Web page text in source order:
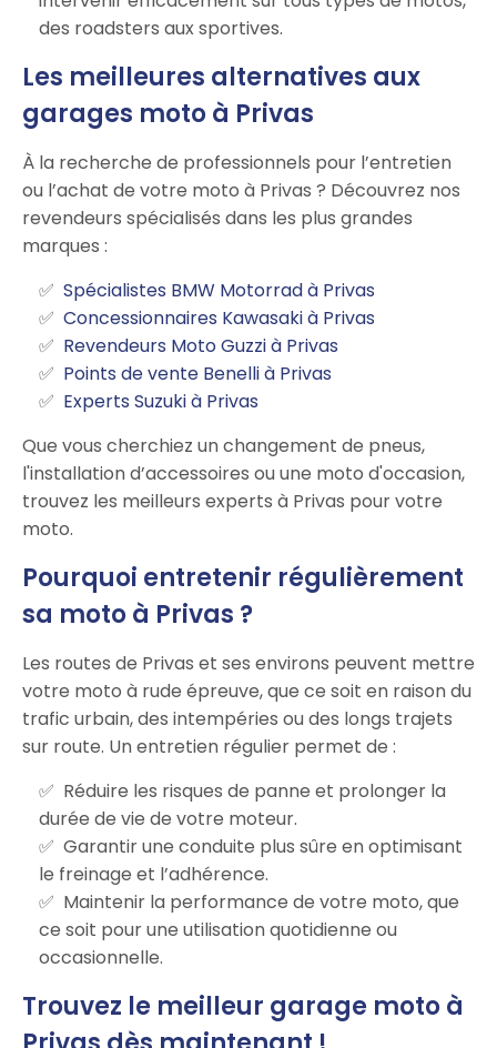
des roadsters aux sportives.
Les meilleures alternatives aux
garages moto à Privas
À la recherche de professionnels pour l’entretien
ou l’achat de votre moto à Privas ? Découvrez nos
revendeurs spécialisés dans les plus grandes
marques :
Spécialistes BMW Motorrad à Privas
Concessionnaires Kawasaki à Privas
Revendeurs Moto Guzzi à Privas
Points de vente Benelli à Privas
Experts Suzuki à Privas
Que vous cherchiez un changement de pneus,
l'installation d’accessoires ou une moto d'occasion,
trouvez les meilleurs experts à Privas pour votre
moto.
Pourquoi entretenir régulièrement
sa moto à Privas ?
Les routes de Privas et ses environs peuvent mettre
votre moto à rude épreuve, que ce soit en raison du
trafic urbain, des intempéries ou des longs trajets
sur route. Un entretien régulier permet de :
Réduire les risques de panne et prolonger la
durée de vie de votre moteur.
Garantir une conduite plus sûre en optimisant
le freinage et l’adhérence.
Maintenir la performance de votre moto, que
ce soit pour une utilisation quotidienne ou
occasionnelle.
Trouvez le meilleur garage moto à